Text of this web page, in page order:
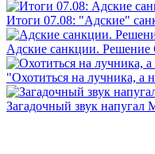
Итоги 07.08: "Адские"
Адские санкции.
"Охотиться на лучника, а
Загадочный звук напугал